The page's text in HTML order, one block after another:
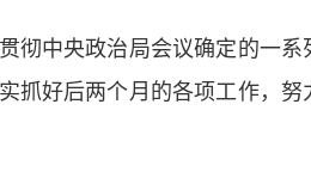
中央政治局会议确定的一系
抓好后两个月的各项工作，